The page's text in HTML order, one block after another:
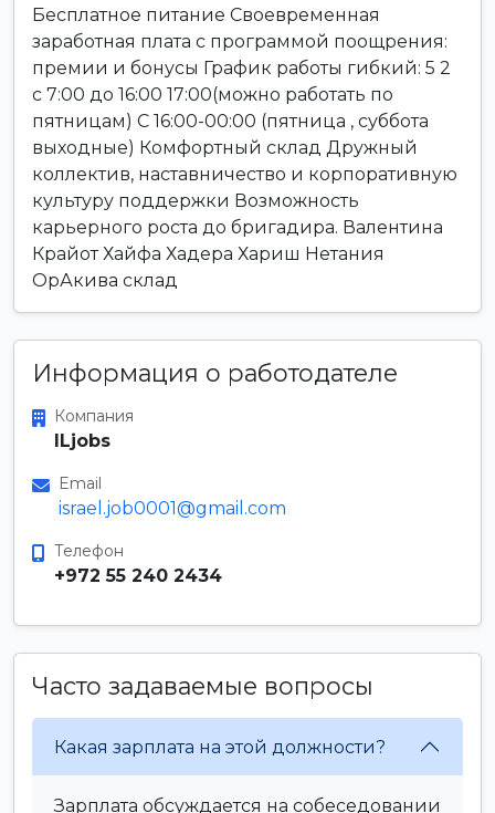
Бесплатное питание Своевременная
заработная плата с программой поощрения:
премии и бонусы График работы гибкий: 5 2
с 7:00 до 16:00 17:00(можно работать по
пятницам) С 16:00-00:00 (пятница , суббота
выходные) Комфортный склад Дружный
коллектив, наставничество и корпоративную
культуру поддержки Возможность
карьерного роста до бригадира. Валентина
Крайот Хайфа Хадера Хариш Нетания
ОрАкива склад
Информация о работодателе
Компания
ILjobs
Email
israel.job0001@gmail.com
Телефон
+972 55 240 2434
Часто задаваемые вопросы
Какая зарплата на этой должности?
Зарплата обсуждается на собеседовании